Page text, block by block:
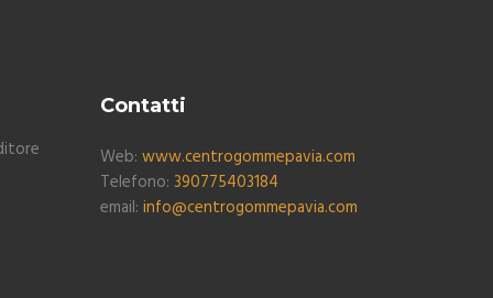
Contatti
Web: www.centrogommepavia.com
Telefono: 390775403184
email: info@centrogommepavia.com